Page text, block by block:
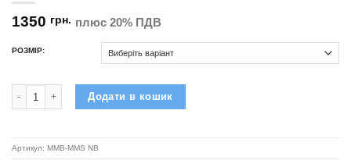
1350 грн. плюс 20% ПДВ
РОЗМІР:
Костюм робочий REIS MMB-MMS NB кількість
Додати в кошик
Артикул: MMB-MMS NB